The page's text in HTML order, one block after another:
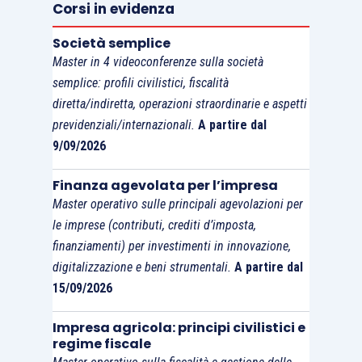
azionaria, dell’obbligo fissato dall’
comma 2, c.c., a carico di ogni imprenditore che
operi in forma societaria o collettiva[2].
art. 2381-bis, c.c., inoltre, codifica un divieto
destinato ad avere un peso specifico nella
concreta operatività dei consigli intesi in senso
collegiale: «non possono […] essere delegate le
decisioni sull’accesso agli strumenti di
regolazione della crisi e dell’insolvenza, ai sensi
dell’art. 2086, co. 2, le quali comprendono la
determinazione del contenuto della proposta e le
condizioni del piano».
La scelta, riprendendo il principio istitutivo
Corsi in evidenza
Società semplice
Master in 4 videoconferenze sulla società
semplice: profili civilistici, fiscalità
diretta/indiretta, operazioni straordinarie e aspetti
previdenziali/internazionali. A partire dal
9/09/2026
Finanza agevolata per l’impresa
Master operativo sulle principali agevolazioni per
le imprese (contributi, crediti d’imposta,
finanziamenti) per investimenti in innovazione,
digitalizzazione e beni strumentali. A partire dal
15/09/2026
Impresa agricola: principi civilistici e
regime fiscale